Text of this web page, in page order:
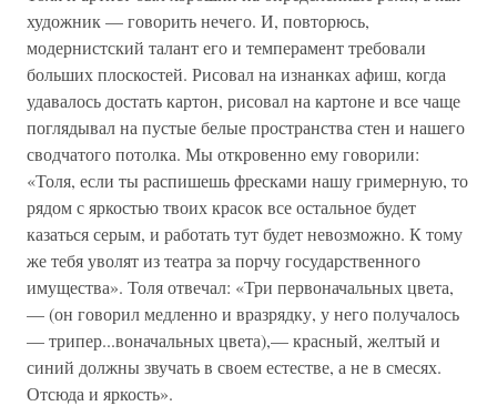
художник — говорить нечего. И, повторюсь,
модернистский талант его и темперамент требовали
больших плоскостей. Рисовал на изнанках афиш, когда
удавалось достать картон, рисовал на картоне и все чаще
поглядывал на пустые белые пространства стен и нашего
сводчатого потолка. Мы откровенно ему говорили:
«Толя, если ты распишешь фресками нашу гримерную, то
рядом с яркостью твоих красок все остальное будет
казаться серым, и работать тут будет невозможно. К тому
же тебя уволят из театра за порчу государственного
имущества». Толя отвечал: «Три первоначальных цвета,
— (он говорил медленно и вразрядку, у него получалось
— трипер...воначальных цвета),— красный, желтый и
синий должны звучать в своем естестве, а не в смесях.
Отсюда и яркость».